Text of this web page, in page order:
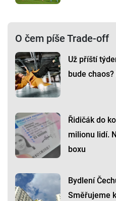
O čem píše Trade-off
Už příští
bude
Řidičák do
milionu lidí.
boxu
Bydlení
Směřujeme